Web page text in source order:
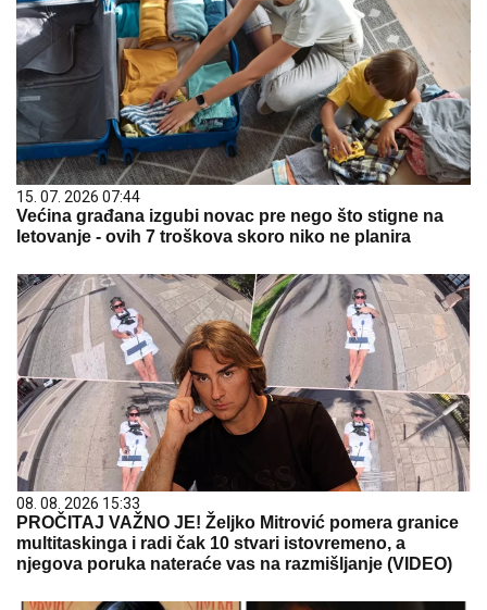
15. 07. 2026 07:44
Većina građana izgubi novac pre nego što stigne na
letovanje - ovih 7 troškova skoro niko ne planira
08. 08. 2026 15:33
PROČITAJ VAŽNO JE! Željko Mitrović pomera granice
multitaskinga i radi čak 10 stvari istovremeno, a
njegova poruka nateraće vas na razmišljanje (VIDEO)